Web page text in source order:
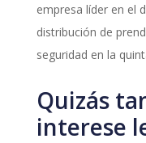
empresa líder en el
distribución de
seguridad en la
Quizás
interese